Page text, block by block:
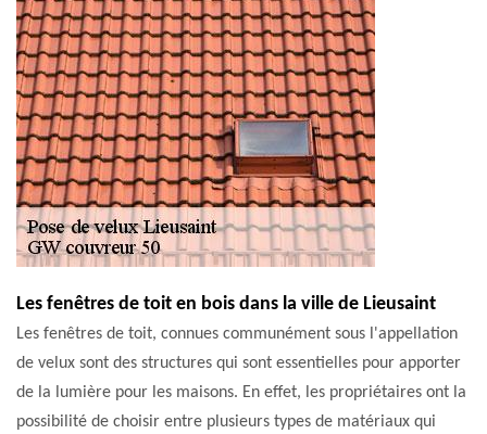
Les fenêtres de toit en bois dans la ville de Lieusaint
Les fenêtres de toit, connues communément sous l'appellation
de velux sont des structures qui sont essentielles pour apporter
de la lumière pour les maisons. En effet, les propriétaires ont la
possibilité de choisir entre plusieurs types de matériaux qui